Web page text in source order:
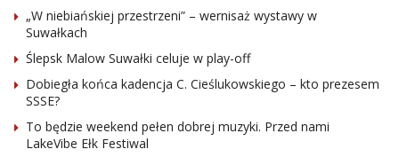
„W niebiańskiej przestrzeni” – wernisaż wystawy w
Suwałkach
Ślepsk Malow Suwałki celuje w play-off
Dobiegła końca kadencja C. Cieślukowskiego – kto prezesem
SSSE?
To będzie weekend pełen dobrej muzyki. Przed nami
LakeVibe Ełk Festiwal